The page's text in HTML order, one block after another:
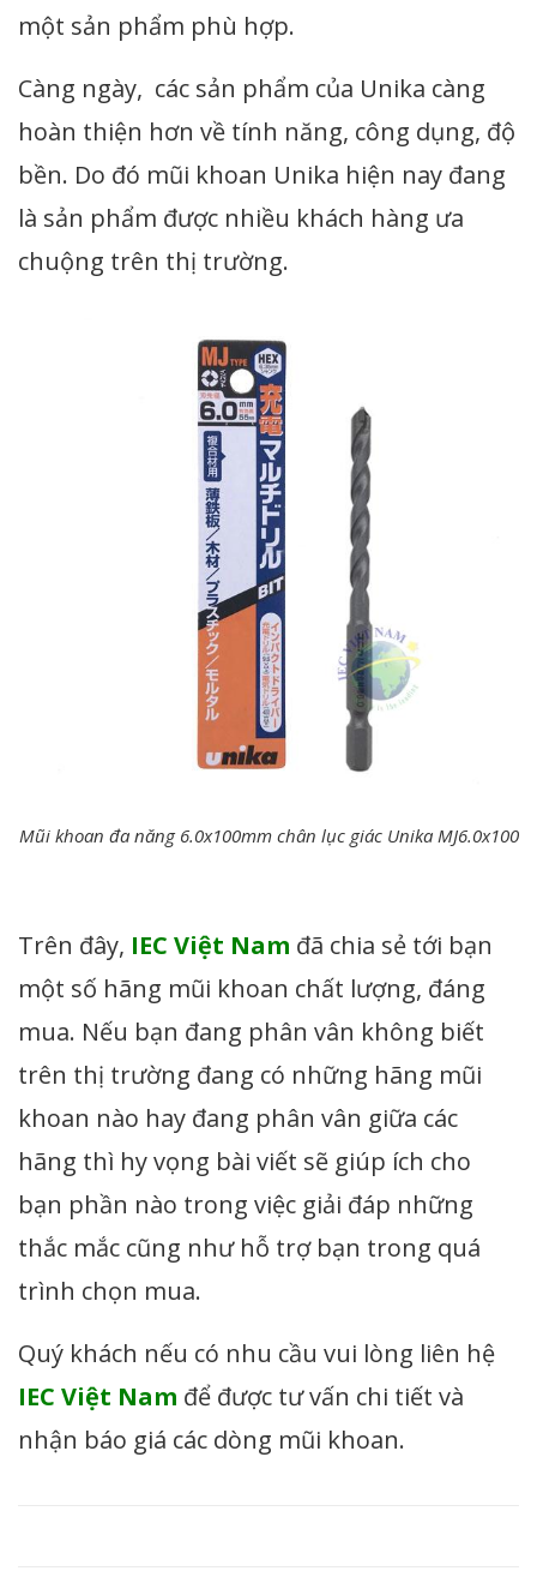
một sản phẩm phù hợp.
Càng ngày, các sản phẩm của Unika càng
hoàn thiện hơn về tính năng, công dụng, độ
bền. Do đó mũi khoan Unika hiện nay đang
là sản phẩm được nhiều khách hàng ưa
chuộng trên thị trường.
Mũi khoan đa năng 6.0x100mm chân lục giác Unika MJ6.0x100
Trên đây, IEC Việt Nam đã chia sẻ tới bạn
một số hãng mũi khoan chất lượng, đáng
mua. Nếu bạn đang phân vân không biết
trên thị trường đang có những hãng mũi
khoan nào hay đang phân vân giữa các
hãng thì hy vọng bài viết sẽ giúp ích cho
bạn phần nào trong việc giải đáp những
thắc mắc cũng như hỗ trợ bạn trong quá
trình chọn mua.
Quý khách nếu có nhu cầu vui lòng liên hệ
IEC Việt Nam để được tư vấn chi tiết và
nhận báo giá các dòng mũi khoan.